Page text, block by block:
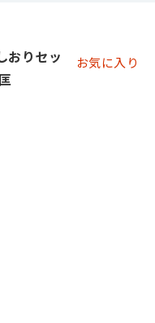
おりセッ
お気に入り